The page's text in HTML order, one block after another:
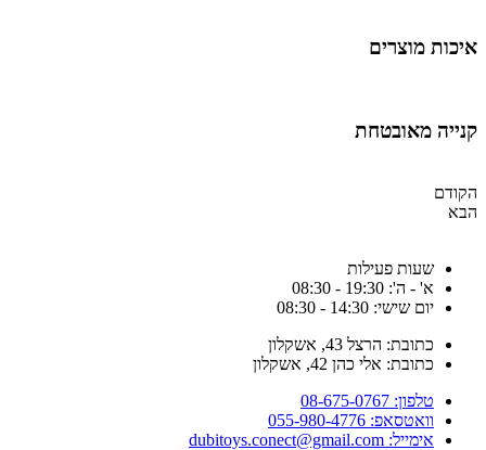
מוצרים
מאובטחת
שעות פעילות
א' - ה': 19:30 - 08:30
יום שישי: 14:30 - 08:30
כתובת: הרצל 43, אשקלון
כתובת: אלי כהן 42, אשקלון
טלפון: 08-675-0767
וואטסאפ: 055-980-4776
אימייל: dubitoys.conect@gmail.com